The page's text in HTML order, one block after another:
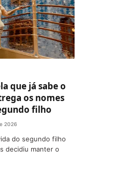
que já sabe o
os nomes
filho
2026
do segundo filho
decidiu manter o